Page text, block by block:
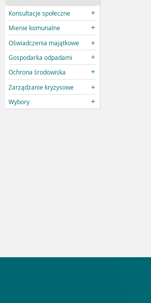
Konsultacje społeczne
Mienie komunalne
Oświadczenia majątkowe
Gospodarka odpadami
Ochrona środowiska
Zarządzanie kryzysowe
Wybory